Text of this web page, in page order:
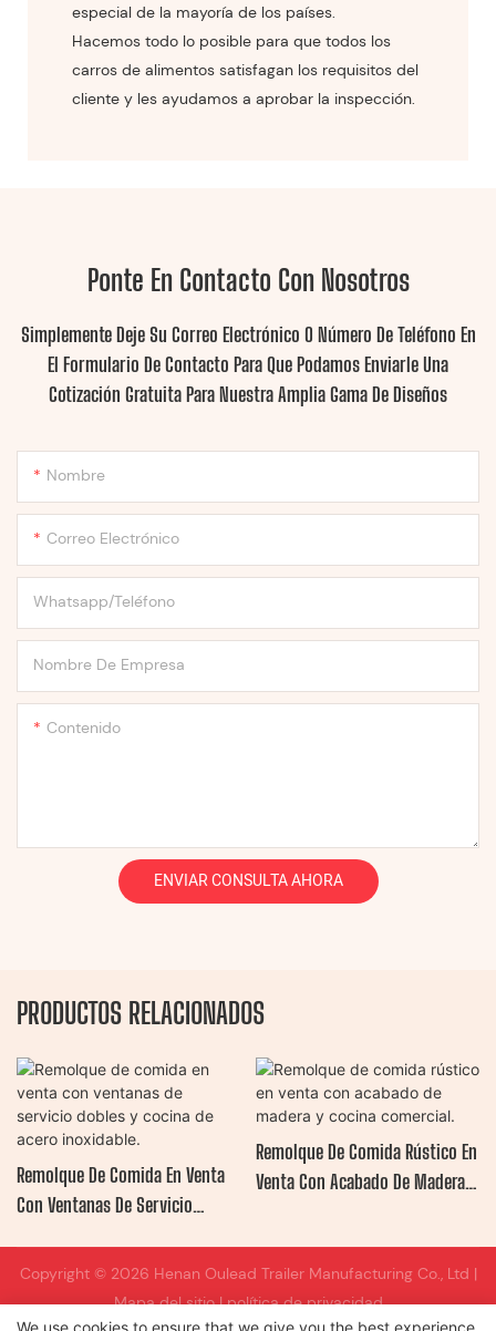
especial de la mayoría de los países.
Hacemos todo lo posible para que todos los
carros de alimentos satisfagan los requisitos del
cliente y les ayudamos a aprobar la inspección.
Ponte En Contacto Con Nosotros
Simplemente Deje Su Correo Electrónico O Número De Teléfono En
El Formulario De Contacto Para Que Podamos Enviarle Una
Cotización Gratuita Para Nuestra Amplia Gama De Diseños
Nombre
Correo Electrónico
Whatsapp/Teléfono
Nombre De Empresa
Contenido
ENVIAR CONSULTA AHORA
PRODUCTOS RELACIONADOS
Remolque De Comida En Venta
Con Ventanas De Servicio
Inoxidable.
Remolque De Comida Rústico En
Venta Con Acabado De Madera Y
Copyright © 2026 Henan Oulead Trailer Manufacturing Co., Ltd |
Mapa del sitio |política de privacidad
We use cookies to ensure that we give you the best experience